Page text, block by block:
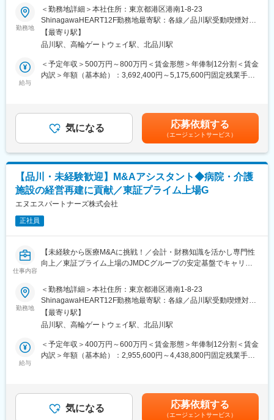
ーション、クロージングまで、一連のディール推進を実践的に経
験できます。
■サポート体制：
ただきます。OJTや社内連携を通して知識を深め、徐々に一連の
業務を担当し独り立ちを目指します。
か、関心に応じて、常駐でのハンズオンを含む投資先のバリュー
アップ等に活躍の幅を広げていただくことも可能です。
■組織構成：
取締役１名（50代男性）、部長1名（30代男性）、担当部長1名
（40代男性）、メンバー５名（男性４名20代～30代、女性20代１
名）にて構成されております。
■当社について
私たちエヌエスパートナーズグループは、経営パートナー事業を
医療や介護に思い入れのある方、病院・介護事業マネジメントに
興味のある方、地域医療・産業創造にチャレンジしたい方のご参
変更の範囲：会社の定める業務
＼こんな方におすすめ◎／
・医療業界×M&Aで社会貢献性と成長環境を重視したい方
・主体的に案件創出し裁量ある環境で活躍したい方
■企業概要
医療・介護事業者への投資と経営支援を一体で提供するコンサル
企業です。JMDCグループの安定基盤を背景に、戦略立案から現
■業務内容：
医療・介護・シニア関連事業のM&A案件のソーシングを担当いた
■業務詳細：
・M&Aプラットフォームからの問い合わせ対応
・案件パイプラインの管理
・M&A仲介会社、金融機関等とのリレーション構築および案件情
報収集
・ソーシング戦略の企画・実行
・エグゼキューション担当者との連携
■サポート体制：
まず既存案件の対応や関係構築業務から担当し、OJTで業務理解
出を担い、独り立ちを目指します。
■キャリアステップ：
関心・適性に応じて、案件の初期検討や、エグゼキューションを
■組織構成：
■魅力：
勤務地
＜勤務地詳細＞本社住所：東京都港区港南1-8-23
ShinagawaHEART12F勤務地最寄駅：各線／品川駅受動喫煙対
策：屋内喫煙可能場所あり変更の範囲：会社の定める事業所
【最寄り駅】
品川駅、高輪ゲートウェイ駅、北品川駅
給与
＜予定年収＞500万円～800万円＜賃金形態＞年俸制12分割＜賃金
内訳＞年額（基本給）：3,692,400円～5,175,600円固定残業手当/
＜給与補足＞※年齢・経験・能力を考慮の上決定します。※年収を
12ヶ月で分割払い、1,000円未満の端数がある場合は初月にまと
めてお支払いたします。■賞与：業績により別途賞与を支給賃金は
あくまでも目安の金額であり、選考を通じて上下する可能性があ
ります。月給(月額)は固定手当を含めた表記です。
気になる 応募依頼する
（エージェントサービス）
【品川・未経験歓迎】M&Aアシスタント◆病院・介護
施設の経営再建に貢献／東証プライム上場G
エヌエスパートナーズ株式会社
正社員
仕事内容
【未経験から医療M&Aに挑戦！／会計・財務知識を活かし専門性
向上／東証プライム上場のJMDCグループの安定基盤でキャリア
■企業概要
東証プライム上場JMDCグループの一員として、医療・介護事業
者へ投資とコンサルを融合した支援を提供。戦略立案から現場改
善まで一気通貫で担う複合型支援が強みです。
＼こんな方におすすめ◎／
■業務内容：
医療・介護・シニア関連事業のM&A業務全般（ソーシング～エグ
ゼキューション）をアシスタントとしてサポートいただきます。
勤務地
＜勤務地詳細＞本社住所：東京都港区港南1-8-23
ShinagawaHEART12F勤務地最寄駅：各線／品川駅受動喫煙対
策：屋内喫煙可能場所あり変更の範囲：会社の定める事業所
【最寄り駅】
品川駅、高輪ゲートウェイ駅、北品川駅
給与
＜予定年収＞400万円～600万円＜賃金形態＞年俸制12分割＜賃金
内訳＞年額（基本給）：2,955,600円～4,438,800円固定残業手当/
＜給与補足＞■昇給：年1回（4月）■賞与：業績により支給賃金は
あくまでも目安の金額であり、選考を通じて上下する可能性があ
気になる 応募依頼する
（エージェントサービス）